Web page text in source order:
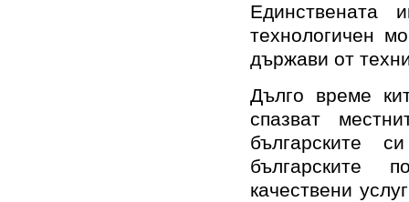
технологичен
държави от
Дълго време
спазват
българските
българските
качествени